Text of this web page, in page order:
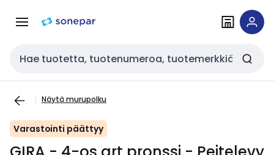
navigointiinsisältöön
Haku
Näytä murupolku
Varastointi päättyy